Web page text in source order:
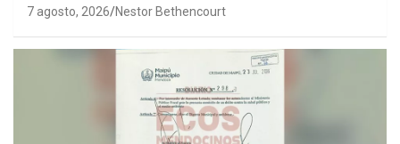
7 agosto, 2026 Nestor Bethencourt